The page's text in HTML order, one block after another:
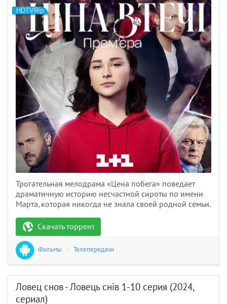
HDTVRip
Трогательная мелодрама «Цена побега» поведает
драматичную историю несчастной сироты по имени
Марта, которая никогда не знала своей родной семьи.
Скачать торрент
Фильмы / Телепередачи
Ловец снов - Ловець снів 1-10 серия (2024,
сериал)